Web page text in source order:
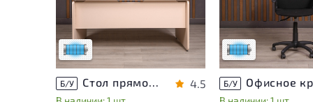
присутствовать
незначительные следы
эксплуатации
Низкая степень износа
Б/У Стол прямоугольный Accord ДСП Дуб Россия 4.5
присутствовать
незначительные
эксплуатации
Низкая степень
Б/У